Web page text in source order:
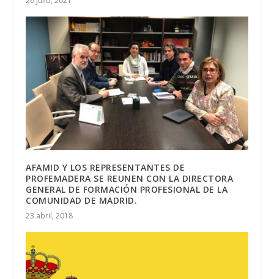
AFAMID Y LOS REPRESENTANTES DE
PROFEMADERA SE REUNEN CON LA DIRECTORA
GENERAL DE FORMACIÓN PROFESIONAL DE LA
COMUNIDAD DE MADRID.
23 abril, 2018